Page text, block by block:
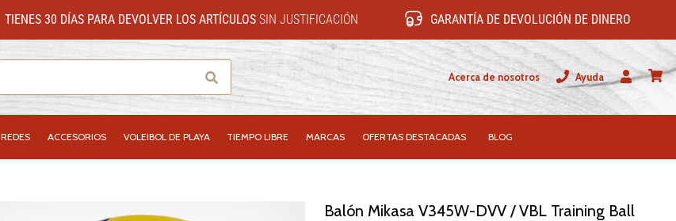
TIENES 30 DÍAS PARA DEVOLVER LOS ARTÍCULOS SIN JUSTIFICACIÓN GARANTÍA DE DEVOLUCIÓN DE DINERO
Buscar Acerca de nosotros
Ayuda
Usuario
REDES ACCESORIOS VOLEIBOL DE PLAYA TIEMPO LIBRE MARCAS OFERTAS DESTACADAS BLOG
Balón Mikasa V345W-DVV / VBL Training Ball